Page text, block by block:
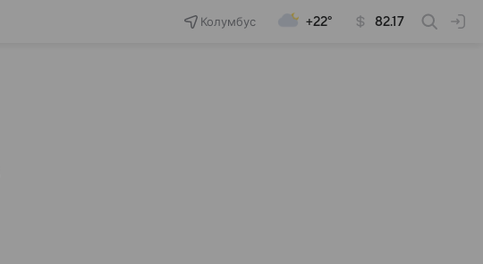
Колумбус +22° 82.17